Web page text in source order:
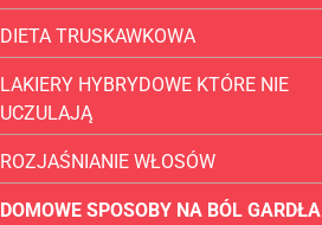
DIETA TRUSKAWKOWA
LAKIERY HYBRYDOWE KTÓRE NIE
UCZULAJĄ
ROZJAŚNIANIE WŁOSÓW
DOMOWE SPOSOBY NA BÓL GARDŁA